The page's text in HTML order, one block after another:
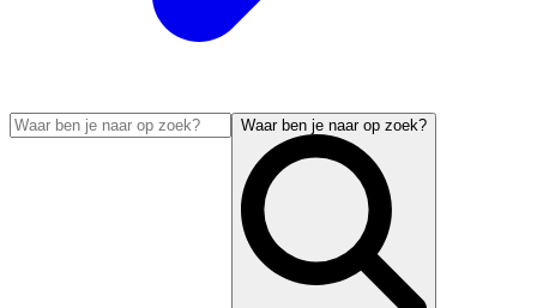
Waar ben je naar op zoek?